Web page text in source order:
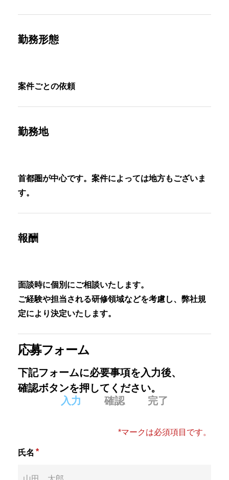
勤務形態
案件ごとの依頼
勤務地
首都圏が中心です。案件によっては地方もございま
す。
報酬
面談時に個別にご相談いたします。
ご経験や担当される研修領域などを考慮し、弊社規
定により決定いたします。
応募フォーム
下記フォームに必要事項を入力後、
確認ボタンを押してください。
入力
確認 完了
*マークは必須項目です。
氏名 *